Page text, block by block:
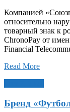
Компанией
относительно
товарный знак к
ChronoPay от
Financial
Read More
Бренд